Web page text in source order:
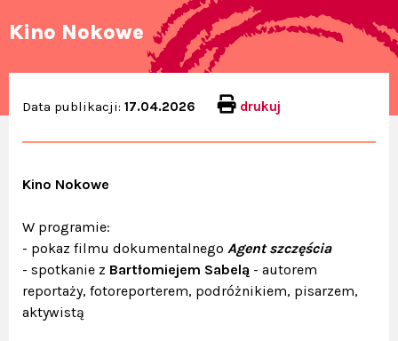
Kino Nokowe
Data publikacji: 17.04.2026 drukuj
Kino Nokowe
W programie:
- pokaz filmu dokumentalnego Agent szczęścia
- spotkanie z Bartłomiejem Sabelą - autorem
reportaży, fotoreporterem, podróżnikiem, pisarzem,
aktywistą